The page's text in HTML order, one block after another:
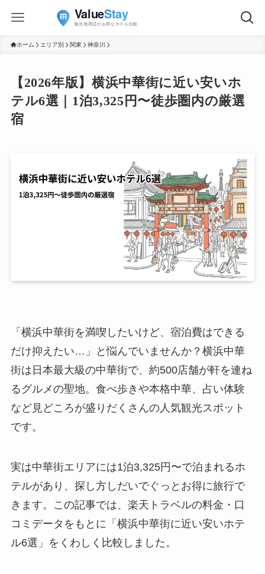
ホーム エリア別 関東 神奈川
【2026年版】横浜中華街に近い安いホ
テル6選｜1泊3,325円〜徒歩圏内の厳選
宿
「横浜中華街を満喫したいけど、宿泊費はできる
だけ抑えたい…」と悩んでいませんか？横浜中華
街は日本最大級の中華街で、約500店舗が軒を連ね
るグルメの聖地。食べ歩きや本格中華、占い体験
など見どころが盛りだくさんの人気観光スポット
です。
実は中華街エリアには1泊3,325円〜で泊まれるホ
テルがあり、探し方しだいでぐっとお得に旅行で
きます。この記事では、楽天トラベルの料金・口
コミデータをもとに「横浜中華街に近い安いホテ
ル6選」をくわしく比較しました。